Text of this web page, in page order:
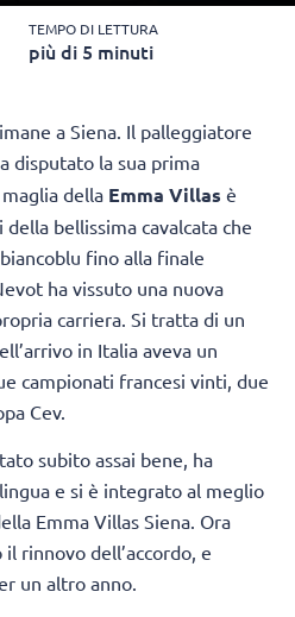
TEMPO DI LETTURA
più di 5 minuti
a Siena. Il palleggiatore
disputato la sua prima
della Emma Villas è
bellissima cavalcata che
fino alla finale
ha vissuto una nuova
carriera. Si tratta di un
in Italia aveva un
campionati francesi vinti, due
Cev.
subito assai bene, ha
e si è integrato al meglio
Emma Villas Siena. Ora
rinnovo dell’accordo, e
un altro anno.